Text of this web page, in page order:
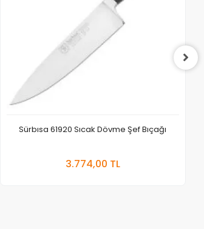
Sürbısa 61920 Sıcak Dövme Şef Bıçağı
3.774,00 TL